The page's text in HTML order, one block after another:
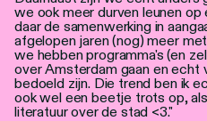
we ook meer durven leunen
daar de samenwerking in
afgelopen jaren (nog) meer
we hebben programma's (en
over Amsterdam gaan en echt
bedoeld zijn. Die trend ben ik
ook wel een beetje trots op,
literatuur over de stad <3."